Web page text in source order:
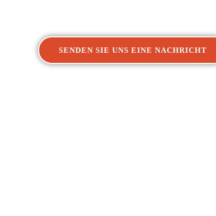
SENDEN SIE UNS EINE NACHRICHT